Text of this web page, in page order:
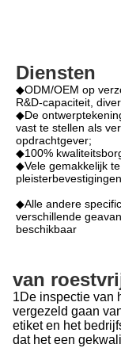
Diensten
◆ODM/OEM op
R&D-capaciteit,
◆De
vast te stellen als
opdrachtgever;
◆100%
◆Vele gemakkelijk
◆Alle andere
verschillende
beschikbaar
van
1De inspectie van
vergezeld gaan
etiket en het
dat het een